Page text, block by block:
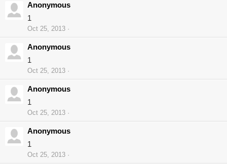
Anonymous
1
Oct 25, 2013
Anonymous
1
Oct 25, 2013
Anonymous
1
Oct 25, 2013
Anonymous
1
Oct 25, 2013